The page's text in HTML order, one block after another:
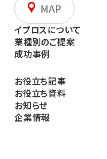
MAP
イプロスについて
業種別のご提案
成功事例
お役立ち記事
お役立ち資料
お知らせ
企業情報